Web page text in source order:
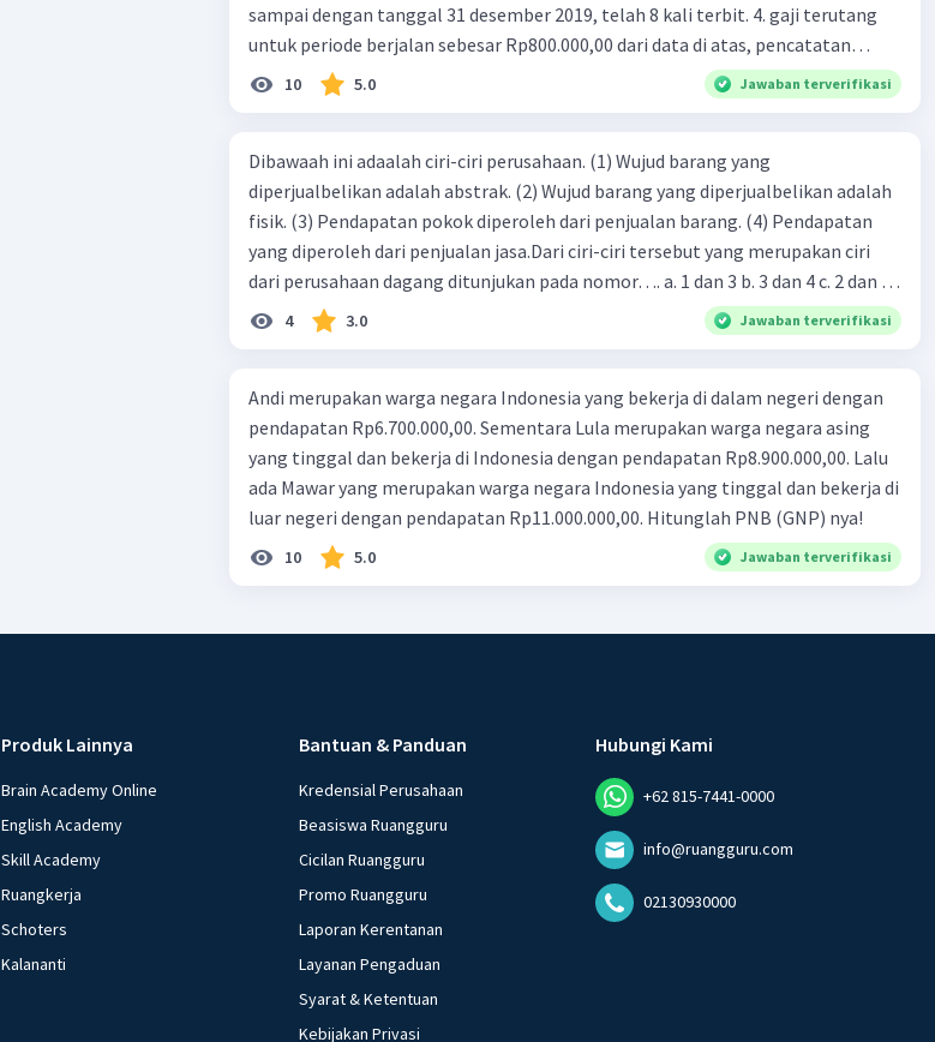
sampai dengan tanggal 31 desember 2019, telah 8 kali terbit. 4. gaji terutang
untuk periode berjalan sebesar Rp800.000,00 dari data di atas, pencatatan
jurnal pembalik yang benar adalah ....
10 5.0 Jawaban terverifikasi
Dibawaah ini adaalah ciri-ciri perusahaan. (1) Wujud barang yang
diperjualbelikan adalah abstrak. (2) Wujud barang yang diperjualbelikan adalah
fisik. (3) Pendapatan pokok diperoleh dari penjualan barang. (4) Pendapatan
yang diperoleh dari penjualan jasa.Dari ciri-ciri tersebut yang merupakan ciri
dari perusahaan dagang ditunjukan pada nomor…. a. 1 dan 3 b. 3 dan 4 c. 2 dan 3
d. 1 dan 2 e. 2 dan 4
4 3.0 Jawaban terverifikasi
Andi merupakan warga negara Indonesia yang bekerja di dalam negeri dengan
pendapatan Rp6.700.000,00. Sementara Lula merupakan warga negara asing
yang tinggal dan bekerja di Indonesia dengan pendapatan Rp8.900.000,00. Lalu
ada Mawar yang merupakan warga negara Indonesia yang tinggal dan bekerja di
luar negeri dengan pendapatan Rp11.000.000,00. Hitunglah PNB (GNP) nya!
10 5.0 Jawaban terverifikasi
Produk Lainnya
Brain Academy Online
English Academy
Skill Academy
Ruangkerja
Schoters
Kalananti
Bantuan & Panduan
Kredensial Perusahaan
Beasiswa Ruangguru
Cicilan Ruangguru
Promo Ruangguru
Laporan Kerentanan
Layanan Pengaduan
Syarat & Ketentuan
Kebijakan Privasi
Hubungi Kami
+62 815-7441-0000
info@ruangguru.com
02130930000